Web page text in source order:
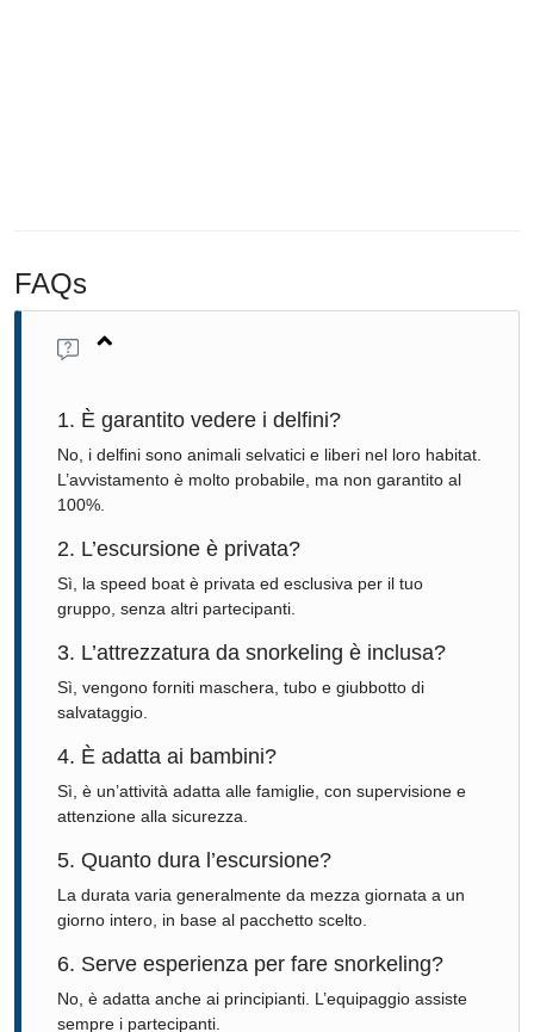
FAQs
1. È garantito vedere i delfini?
No, i delfini sono animali selvatici e liberi nel loro habitat.
L’avvistamento è molto probabile, ma non garantito al
100%.
2. L’escursione è privata?
Sì, la speed boat è privata ed esclusiva per il tuo
gruppo, senza altri partecipanti.
3. L’attrezzatura da snorkeling è inclusa?
Sì, vengono forniti maschera, tubo e giubbotto di
salvataggio.
4. È adatta ai bambini?
Sì, è un’attività adatta alle famiglie, con supervisione e
attenzione alla sicurezza.
5. Quanto dura l’escursione?
La durata varia generalmente da mezza giornata a un
giorno intero, in base al pacchetto scelto.
6. Serve esperienza per fare snorkeling?
No, è adatta anche ai principianti. L’equipaggio assiste
sempre i partecipanti.